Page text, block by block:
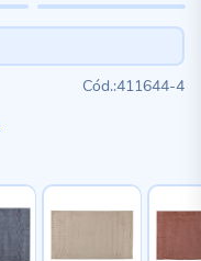
411644-4